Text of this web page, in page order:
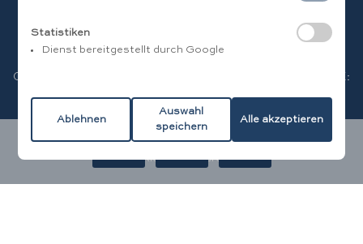
CIR CAMPEGGIO: 072030B200112313 - CIR RESIDENCE:
072030B200112316
Copyright © RESIDENCE ATLANTIDE - MwSt.-Nr.
02343780744 | Alle Rechte vorbehalten |
Privacy Policy
Cookie Policy|credits
Statistiken
Dienst bereitgestellt durch Google
Ablehnen
Auswahl
speichern
Alle akzeptieren